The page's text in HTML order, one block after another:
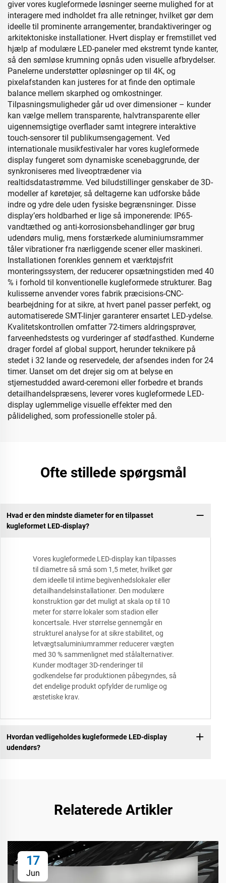
giver vores kugleformede løsninger seerne mulighed for at
interagere med indholdet fra alle retninger, hvilket gør dem
ideelle til prominente arrangementer, brandaktiveringer og
arkitektoniske installationer. Hvert display er fremstillet ved
hjælp af modulære LED-paneler med ekstremt tynde kanter,
så den sømløse krumning opnås uden visuelle afbrydelser.
Panelerne understøtter opløsninger op til 4K, og
pixelafstanden kan justeres for at finde den optimale
balance mellem skarphed og omkostninger.
Tilpasningsmuligheder går ud over dimensioner – kunder
kan vælge mellem transparente, halvtransparente eller
uigennemsigtige overflader samt integrere interaktive
touch-sensorer til publikumsengagement. Ved
internationale musikfestivaler har vores kugleformede
display fungeret som dynamiske scenebaggrunde, der
synkroniseres med liveoptrædener via
realtidsdatastrømme. Ved biludstillinger genskaber de 3D-
modeller af køretøjer, så deltagerne kan udforske både
indre og ydre dele uden fysiske begrænsninger. Disse
display’ers holdbarhed er lige så imponerende: IP65-
vandtæthed og anti-korrosionsbehandlinger gør brug
udendørs mulig, mens forstærkede aluminiumsrammer
tåler vibrationer fra nærliggende scener eller maskineri.
Installationen forenkles gennem et værktøjsfrit
monteringssystem, der reducerer opsætningstiden med 40
% i forhold til konventionelle kugleformede strukturer. Bag
kulisserne anvender vores fabrik præcisions-CNC-
bearbejdning for at sikre, at hvert panel passer perfekt, og
automatiserede SMT-linjer garanterer ensartet LED-ydelse.
Kvalitetskontrollen omfatter 72-timers aldringsprøver,
farveenhedstests og vurderinger af stødfasthed. Kunderne
drager fordel af global support, herunder teknikere på
stedet i 32 lande og reservedele, der afsendes inden for 24
timer. Uanset om det drejer sig om at belyse en
stjernestudded award-ceremoni eller forbedre et brands
detailhandelspræsens, leverer vores kugleformede LED-
display uglemmelige visuelle effekter med den
pålidelighed, som professionelle stoler på.
Ofte stillede spørgsmål
Hvad er den mindste diameter for en tilpasset
kugleformet LED-display?
Vores kugleformede LED-display kan tilpasses
til diametre så små som 1,5 meter, hvilket gør
dem ideelle til intime begivenhedslokaler eller
detailhandelsinstallationer. Den modulære
konstruktion gør det muligt at skala op til 10
meter for større lokaler som stadion eller
koncertsale. Hver størrelse gennemgår en
strukturel analyse for at sikre stabilitet, og
letvægtsaluminiumrammer reducerer vægten
med 30 % sammenlignet med stålalternativer.
Kunder modtager 3D-renderinger til
godkendelse før produktionen påbegyndes, så
det endelige produkt opfylder de rumlige og
æstetiske krav.
Hvordan vedligeholdes kugleformede LED-display
udendørs?
Relaterede Artikler
17
Jun